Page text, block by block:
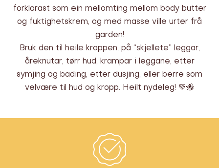
forklarast som ein mellomting mellom body butter
og fuktighetskrem, og med masse ville urter frå
garden!
Bruk den til heile kroppen, på “skjellete” leggar,
åreknutar, tørr hud, krampar i leggane, etter
symjing og bading, etter dusjing, eller berre som
velvære til hud og kropp. Heilt nydeleg! 💚🐝